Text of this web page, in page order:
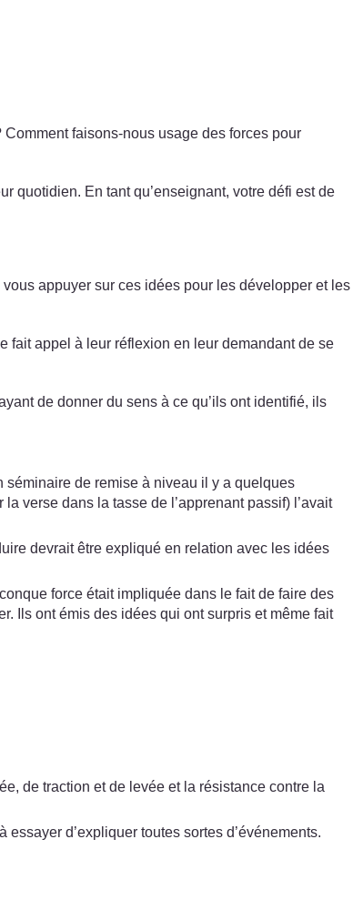
faisons-nous usage des forces pour
quotidien. En tant qu’enseignant, votre défi est de
appuyer sur ces idées pour les développer et les
fait appel à leur réflexion en leur demandant de se
de donner du sens à ce qu’ils ont identifié, ils
séminaire de remise à niveau il y a quelques
verse dans la tasse de l’apprenant passif) l’avait
devrait être expliqué en relation avec les idées
force était impliquée dans le fait de faire des
Ils ont émis des idées qui ont surpris et même fait
de traction et de levée et la résistance contre la
d’expliquer toutes sortes d’événements.